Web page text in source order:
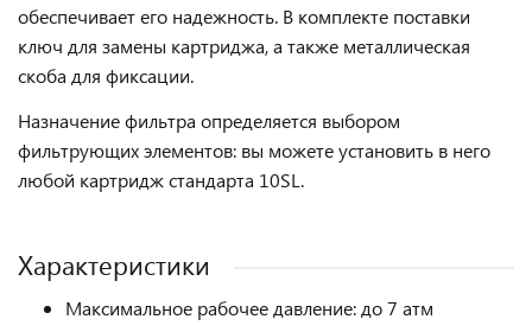
обеспечивает его надежность. В комплекте поставки
ключ для замены картриджа, а также металлическая
скоба для фиксации.
Назначение фильтра определяется выбором
фильтрующих элементов: вы можете установить в него
любой картридж стандарта 10SL.
Характеристики
Максимальное рабочее давление: до 7 атм